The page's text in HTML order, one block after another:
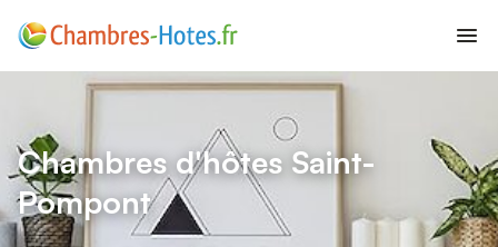
Chambres d'hôtes Saint-
Pompont